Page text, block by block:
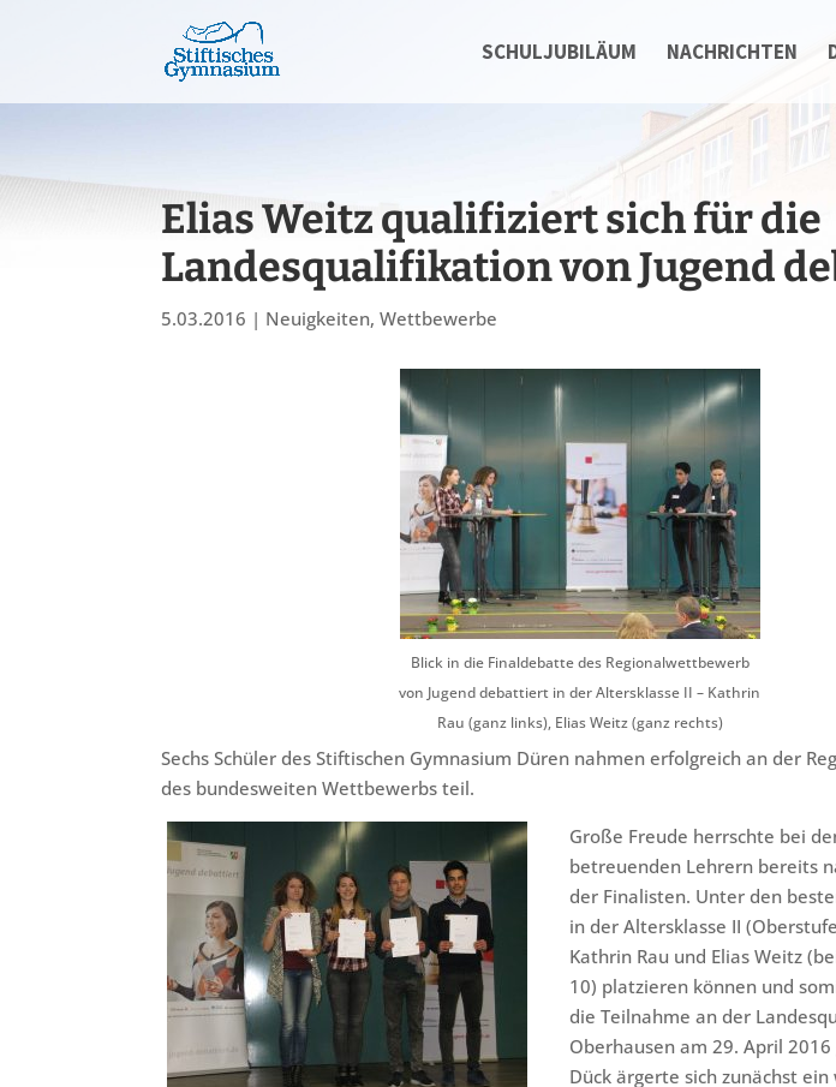
SCHULJUBILÄUM NACHRICHTEN
Elias Weitz qualifiziert sich für die
Landesqualifikation von Jugend
5.03.2016 | Neuigkeiten,Wettbewerbe
Blick in die Finaldebatte des Regionalwettbewerb
von Jugend debattiert in der Altersklasse II – Kathrin
Rau (ganz links), Elias Weitz (ganz rechts)
Sechs Schüler des Stiftischen Gymnasium Düren nahmen erfolgreich an der
des bundesweiten Wettbewerbs teil.
Große Freude herrschte bei
betreuenden Lehrern bereits
der Finalisten. Unter den
in der Altersklasse II
Kathrin Rau und Elias Weitz
10) platzieren können und
die Teilnahme an der
Oberhausen am 29. April
Dück ärgerte sich zunächst ein